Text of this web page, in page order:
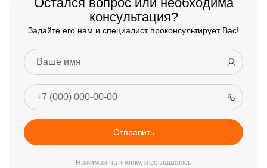
консультация?
Задайте его нам и специалист проконсультирует Вас!
Отправить
Нажимая на кнопку, я соглашаюсь